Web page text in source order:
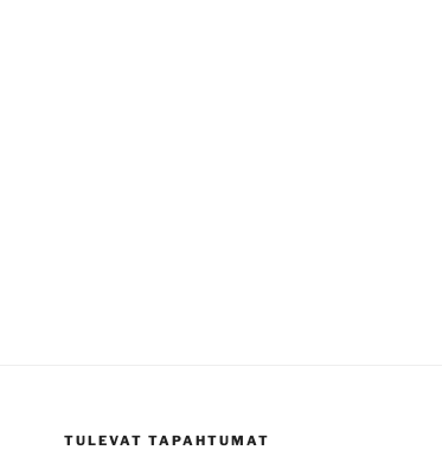
TULEVAT TAPAHTUMAT